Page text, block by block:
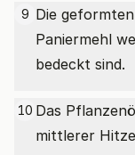
9 Die
Paniermehl
bedeckt sind.
10 Das
mittlerer